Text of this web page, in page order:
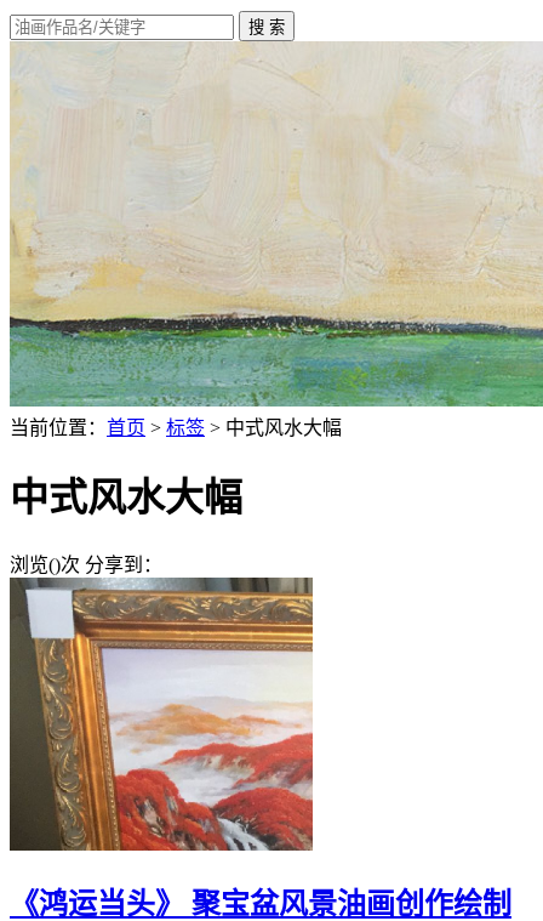
当前位置： 首页 > 标签 > 中式风水大幅
中式风水大幅
浏览()次 分享到：
《鸿运当头》 聚宝盆风景油画创作绘制